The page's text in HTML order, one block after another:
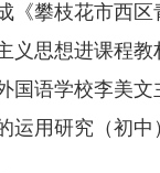
《攀枝花市西
义思想进课程
国语学校李美
运用研究（初中